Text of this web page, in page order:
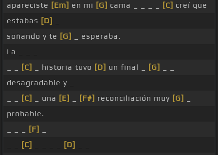
apareciste [Em] en mi [G] cama _ _ _ _ [C] creí que
estabas [D]
soñando y te [G]
_ esperaba.
La _ _ _
[C] _ historia tuvo [D] un final _ [G]
desagradable y _
[C] _ una [E] [F#] reconciliación muy [G]
probable.
[F]
[C] [D]